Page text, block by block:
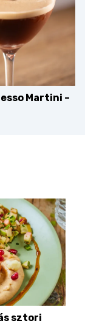
Martini –
sztori